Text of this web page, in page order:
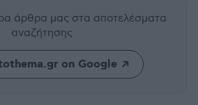
άρθρα μας στα αποτελέσματα
αναζήτησης
on Google